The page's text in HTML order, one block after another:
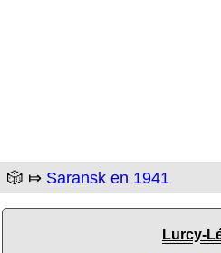
🎲 ⤇ Saransk en 1941
Lurcy-